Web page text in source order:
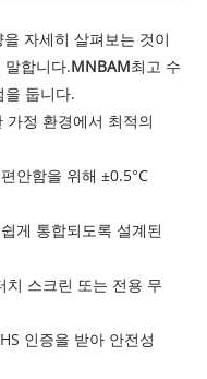
을 자세히 살펴보는 것이
말합니다.MNBAM최고 수
을 둡니다.
정 환경에서 최적의
안함을 위해 ±0.5°C
게 통합되도록 설계된
치 스크린 또는 전용 무
인증을 받아 안전성